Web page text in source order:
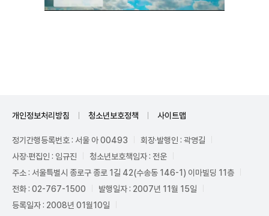
개인정보처리방침 청소년보호정책 사이트맵
정기간행등록번호 : 서울 아 00493
회장·발행인 : 곽영길
사장·편집인 : 임규진
청소년보호책임자 : 전운
주소 : 서울특별시 종로구 종로 1길 42(수송동 146-1) 이마빌딩 11층
전화 : 02-767-1500
발행일자 : 2007년 11월 15일
등록일자 : 2008년 01월10일